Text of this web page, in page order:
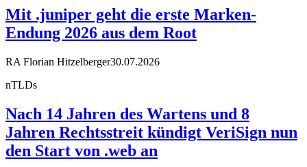
Mit .juniper geht die erste Marken-
Endung 2026 aus dem Root
RA Florian Hitzelberger30.07.2026
nTLDs
Nach 14 Jahren des Wartens und 8
Jahren Rechtsstreit kündigt VeriSign nun
den Start von .web an